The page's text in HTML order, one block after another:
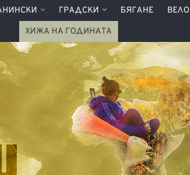
ГРАДСКИ БЯГАНЕ ВЕЛО
ХИЖА НА ГОДИНАТА